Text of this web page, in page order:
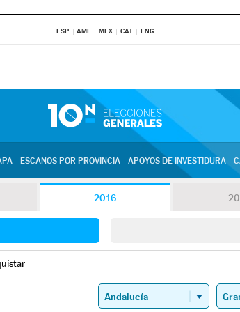
ESP AME MEX CAT ENG
ESCAÑOS POR PROVINCIA APOYOS DE INVESTIDURA
2016